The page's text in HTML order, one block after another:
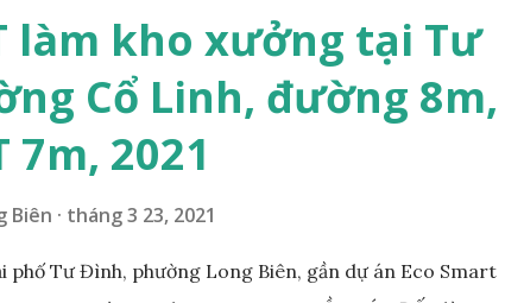
văn phòng, hoặc xây căn hộ cho thuê… * Đất phân lô,
10m và vỉa hè rộng 3m, hướng Đông Nam; * Pháp
tỷ, có thương lượng với khách thiện chí mua; Liên hệ:
làm kho xưởng tại Tư
Cổ Linh, đường 8m,
7m, 2021
Biên tháng 3 23, 2021
phố Tư Đình, phường Long Biên, gần dự án Eco Smart